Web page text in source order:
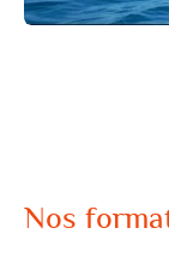
Nos